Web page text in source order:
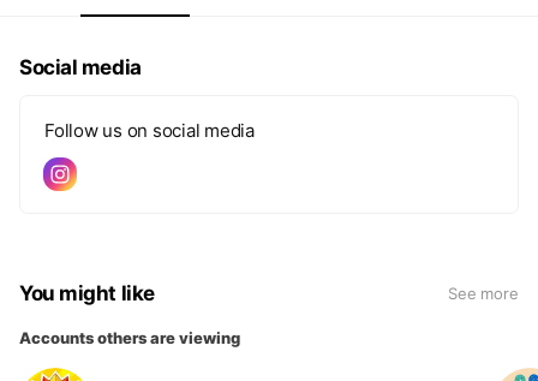
Social media
Follow us on social media
You might like See more
Accounts others are viewing